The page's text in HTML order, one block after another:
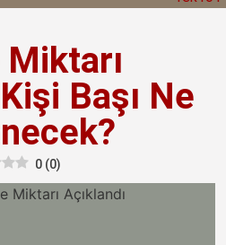
Başı Ne
0 (0)